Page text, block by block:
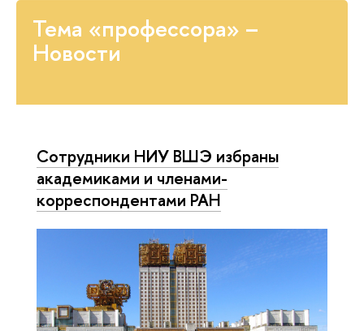
Тема «профессора» –
Новости
Сотрудники НИУ ВШЭ избраны
академиками и членами-
корреспондентами РАН